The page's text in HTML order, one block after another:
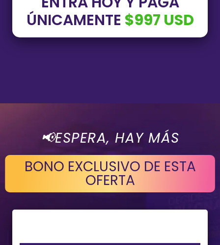
ÚNICAMENTE $997 USD
📢ESPERA, HAY MÁS
BONO EXCLUSIVO DE ESTA
OFERTA